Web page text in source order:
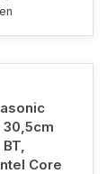
30,5cm
Core